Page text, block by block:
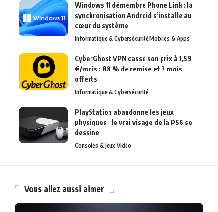
Windows 11 démembre Phone Link : la
synchronisation Android s’installe au
cœur du système
Informatique & CybersécuritéMobiles & Apps
CyberGhost VPN casse son prix à 1,59
€/mois : 88 % de remise et 2 mois
offerts
Informatique & Cybersécurité
PlayStation abandonne les jeux
physiques : le vrai visage de la PS6 se
dessine
Consoles & Jeux Vidéo
Vous allez aussi aimer